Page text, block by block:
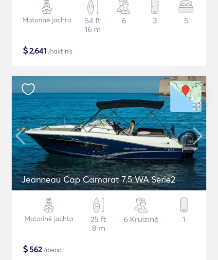
Motorinė jachta
54 ft
16 m
6 3 5
$2,641 /naktinis
Jeanneau Cap Camarat 7.5 WA Serie2
Motorinė jachta
25 ft
8 m
6 Kruizinė 1
$562/diena